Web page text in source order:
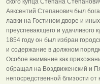
ского купца Степана
Авксентий Степанович был
лавки на Гостином дворе и
преуспевающего и удачливого
1854 году он был избран
и содержание в должном
Особое внимание как
обращал на Воздвиженский и
непосредственной близости